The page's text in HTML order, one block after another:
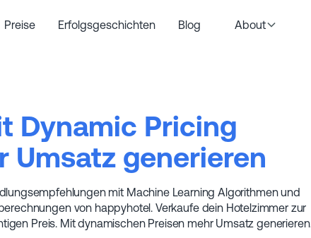
Preise Erfolgsgeschichten Blog About
Dynamic Pricing
Umsatz generieren
mit Machine Learning Algorithmen und
von happyhotel. Verkaufe dein Hotelzimmer zur
Preis. Mit dynamischen Preisen mehr Umsatz generieren.